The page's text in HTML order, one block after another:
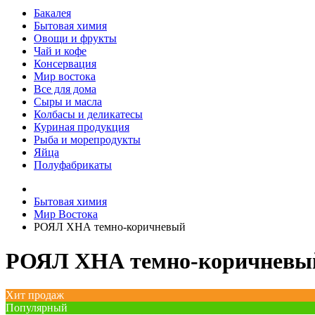
Бакалея
Бытовая химия
Овощи и фрукты
Чай и кофе
Консервация
Мир востока
Все для дома
Сыры и масла
Колбасы и деликатесы
Куриная продукция
Рыба и морепродукты
Яйца
Полуфабрикаты
Бытовая химия
Мир Востока
РОЯЛ ХНА темно-коричневый
РОЯЛ ХНА темно-
Хит продаж
Популярный